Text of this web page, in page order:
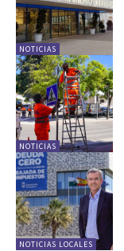
NOTICIAS
NOTICIAS
NOTICIAS LOCALES